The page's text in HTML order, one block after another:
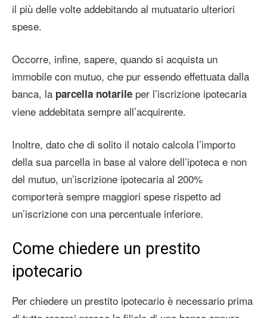
il più delle volte addebitando al mutuatario ulteriori
spese.
Occorre, infine, sapere, quando si acquista un
immobile con mutuo, che pur essendo effettuata dalla
banca, la parcella notarile per l’iscrizione ipotecaria
viene addebitata sempre all’acquirente.
Inoltre, dato che di solito il notaio calcola l’importo
della sua parcella in base al valore dell’ipoteca e non
del mutuo, un’iscrizione ipotecaria al 200%
comporterà sempre maggiori spese rispetto ad
un’iscrizione con una percentuale inferiore.
Come chiedere un prestito
ipotecario
Per chiedere un prestito ipotecario è necessario prima